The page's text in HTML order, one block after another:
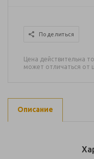
Поделиться
Цена действительна
может отличаться от
Описание